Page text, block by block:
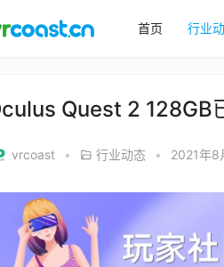
首页 行业
Quest 2 128GB
vrcoast • 行业动态 • 2021年8